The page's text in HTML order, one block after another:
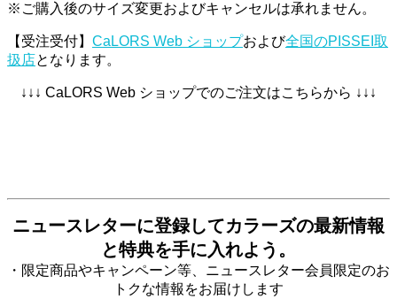
※ご購入後のサイズ変更およびキャンセルは承れません。
【受注受付】 CaLORS Web ショップおよび全国のPISSEI取
扱店となります。
↓↓↓ CaLORS Web ショップでのご注文はこちらから ↓↓↓
ニュースレターに登録してカラーズの最新情報
と特典を手に入れよう。
・限定商品やキャンペーン等、ニュースレター会員限定のお
トクな情報をお届けします